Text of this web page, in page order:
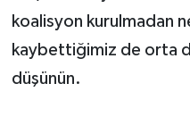
koalisyon kurulmadan
kaybettiğimiz de orta
düşünün.